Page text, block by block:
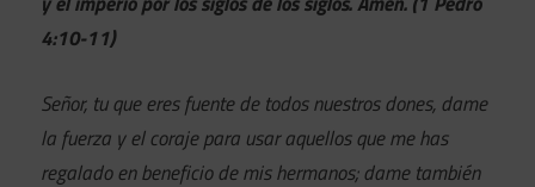
4:10-11)
Señor, tu que eres fuente de todos nuestros dones, dame
la fuerza y el coraje para usar aquellos que me has
regalado en beneficio de mis hermanos; dame también